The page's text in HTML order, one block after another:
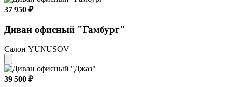
37 950 ₽
Диван офисный "Гамбург"
Салон YUNUSOV
39 500 ₽